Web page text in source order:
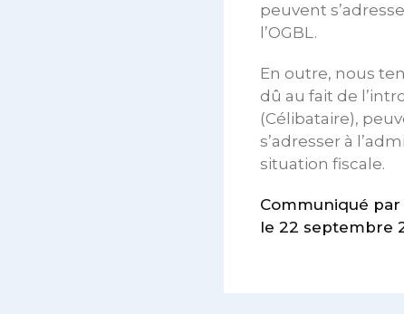
peuvent
l’OGBL.
En outre, nous
dû au fait de
(Célibataire),
s’adresser à
situation fiscale.
Communiqué par
le 22 septembre